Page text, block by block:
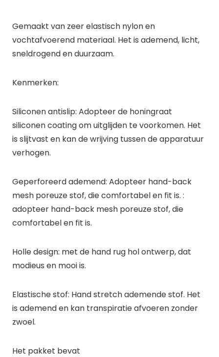
Gemaakt van zeer elastisch nylon en
vochtafvoerend materiaal. Het is ademend, licht,
sneldrogend en duurzaam.
Kenmerken:
Siliconen antislip: Adopteer de honingraat
siliconen coating om uitglijden te voorkomen. Het
is slijtvast en kan de wrijving tussen de apparatuur
verhogen.
Geperforeerd ademend: Adopteer hand-back
mesh poreuze stof, die comfortabel en fit is. :
adopteer hand-back mesh poreuze stof, die
comfortabel en fit is.
Holle design: met de hand rug hol ontwerp, dat
modieus en mooi is.
Elastische stof: Hand stretch ademende stof. Het
is ademend en kan transpiratie afvoeren zonder
zwoel.
Het pakket bevat